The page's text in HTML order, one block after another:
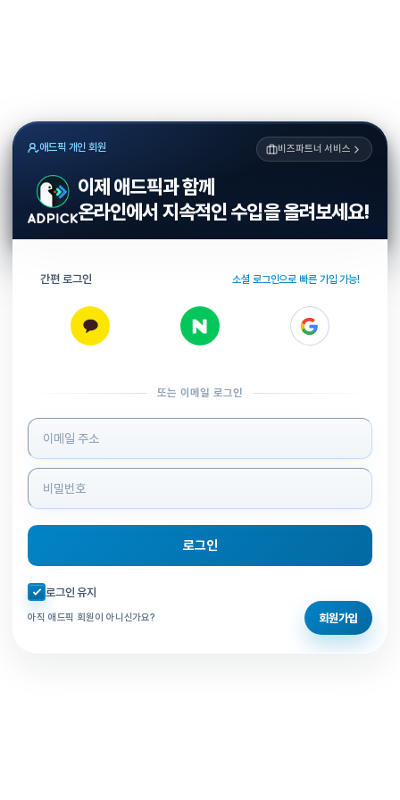
애드픽 개인 회원 비즈파트너 서비스
이제 애드픽과 함께
온라인에서 지속적인 수입을 올려보세요!
간편 로그인 소셜 로그인으로 빠른 가입 가능!
또는 이메일 로그인
로그인 정보 입력
로그인
자동로그인 체크
로그인 유지
아직 애드픽 회원이 아니신가요? 회원가입